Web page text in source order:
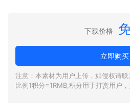
下载价格
立即购买
注意：本素材为用户上传，如侵权请
比例1积分=1RMB,积分用于打赏用户，